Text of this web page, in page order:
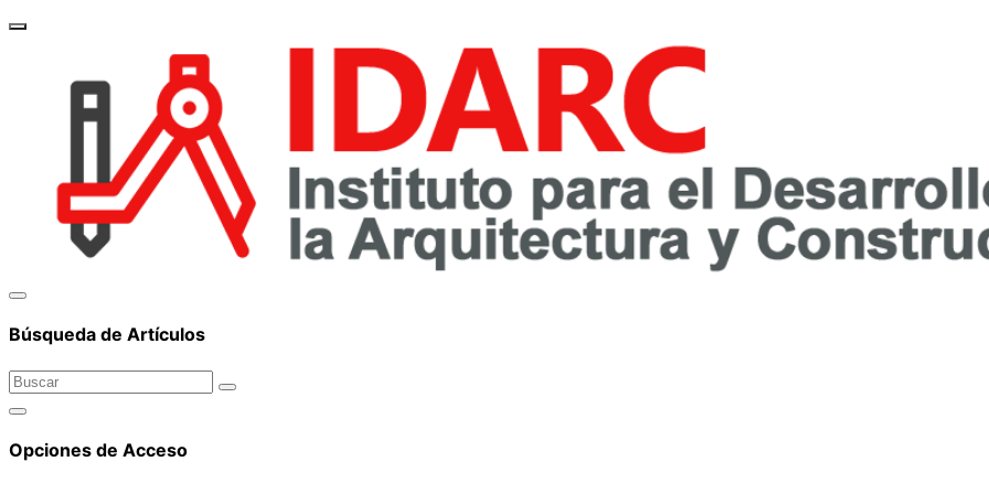
brand_awareness
Búsqueda de Artículos
Opciones de Acceso